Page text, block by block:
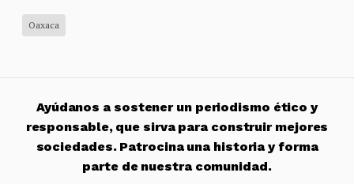
Oaxaca
Ayúdanos a sostener un periodismo ético y
responsable, que sirva para construir mejores
sociedades. Patrocina una historia y forma
parte de nuestra comunidad.